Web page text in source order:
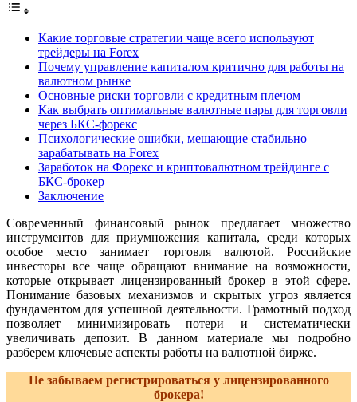
Какие торговые стратегии чаще всего используют
трейдеры на Forex
Почему управление капиталом критично для работы на
валютном рынке
Основные риски торговли с кредитным плечом
Как выбрать оптимальные валютные пары для торговли
через БКС-форекс
Психологические ошибки, мешающие стабильно
зарабатывать на Forex
Заработок на Форекс и криптовалютном трейдинге с
БКС-брокер
Заключение
Современный финансовый рынок предлагает множество
инструментов для приумножения капитала, среди которых
особое место занимает торговля валютой. Российские
инвесторы все чаще обращают внимание на возможности,
которые открывает лицензированный брокер в этой сфере.
Понимание базовых механизмов и скрытых угроз является
фундаментом для успешной деятельности. Грамотный подход
позволяет минимизировать потери и систематически
увеличивать депозит. В данном материале мы подробно
разберем ключевые аспекты работы на валютной бирже.
Не забываем регистрироваться у лицензированного
брокера!